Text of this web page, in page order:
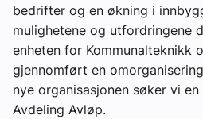
bedrifter og en økning i
mulighetene og utfordringene
enheten for Kommunalteknikk
gjennomført en
nye organisasjonen søker vi
Avdeling Avløp.